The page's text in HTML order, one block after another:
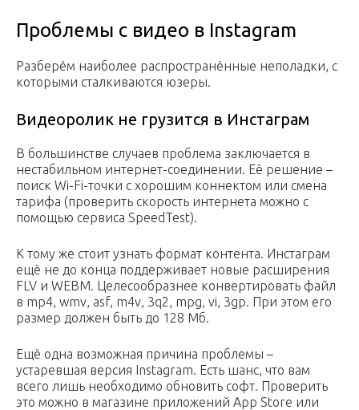
Проблемы с видео в Instagram
Разберём наиболее распространённые неполадки, с
которыми сталкиваются юзеры.
Видеоролик не грузится в Инстаграм
В большинстве случаев проблема заключается в
нестабильном интернет-соединении. Её решение –
поиск Wi-Fi-точки с хорошим коннектом или смена
тарифа (проверить скорость интернета можно с
помощью сервиса SpeedTest).
К тому же стоит узнать формат контента. Инстаграм
ещё не до конца поддерживает новые расширения
FLV и WEBM. Целесообразнее конвертировать файл
в mp4, wmv, asf, m4v, 3q2, mpg, vi, 3gp. При этом его
размер должен быть до 128 Мб.
Ещё одна возможная причина проблемы –
устаревшая версия Instagram. Есть шанс, что вам
всего лишь необходимо обновить софт. Проверить
это можно в магазине приложений App Store или